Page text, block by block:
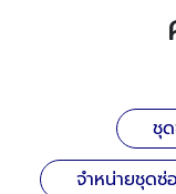
ชุ
จำหน่ายชุดซ่